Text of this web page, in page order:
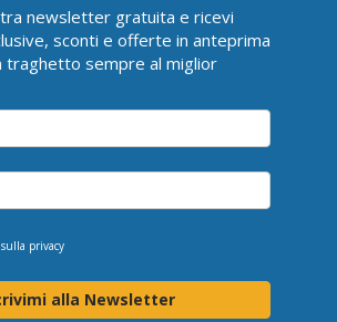
newsletter gratuita e ricevi
sconti e offerte in anteprima
traghetto sempre al miglior
privacy
alla Newsletter